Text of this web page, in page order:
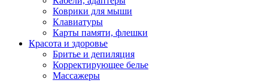
Коврики для мыши
Клавиатуры
Карты памяти, флешки
Красота и здоровье
Бритье и депиляция
Корректирующее белье
Массажеры